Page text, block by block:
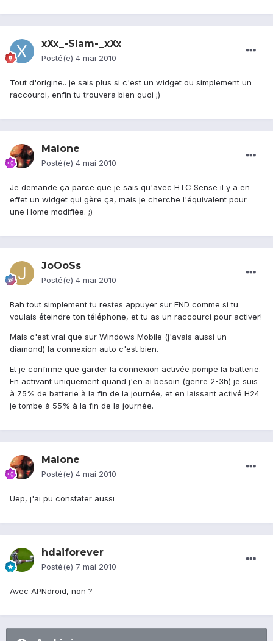
xXx_-Slam-_xXx
Posté(e) 4 mai 2010
Tout d'origine.. je sais plus si c'est un widget ou simplement un
raccourci, enfin tu trouvera bien quoi ;)
Malone
Posté(e) 4 mai 2010
Je demande ça parce que je sais qu'avec HTC Sense il y a en
effet un widget qui gère ça, mais je cherche l'équivalent pour
une Home modifiée. ;)
JoOoSs
Posté(e) 4 mai 2010
Bah tout simplement tu restes appuyer sur END comme si tu
voulais éteindre ton téléphone, et tu as un raccourci pour activer!
Mais c'est vrai que sur Windows Mobile (j'avais aussi un
diamond) la connexion auto c'est bien.
Et je confirme que garder la connexion activée pompe la batterie.
En activant uniquement quand j'en ai besoin (genre 2-3h) je suis
à 75% de batterie à la fin de la journée, et en laissant activé H24
je tombe à 55% à la fin de la journée.
Malone
Posté(e) 4 mai 2010
Uep, j'ai pu constater aussi
hdaiforever
Posté(e) 7 mai 2010
Avec APNdroid, non ?